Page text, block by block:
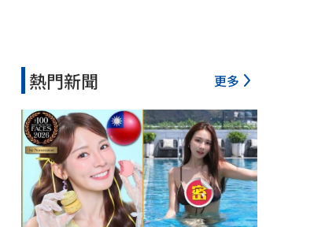
熱門新聞 更多